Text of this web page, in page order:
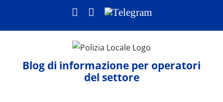
contenuto
Facebook
LinkedIn
Telegram
Blog di informazione per operatori
del settore